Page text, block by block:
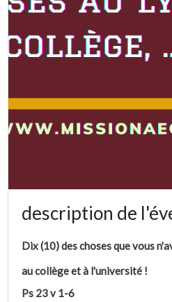
description de
Dix (10) des choses que vous
au collège et à l'université !
Ps 23 v 1-6